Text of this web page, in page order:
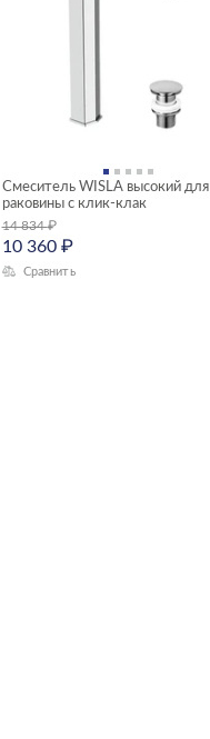
Смеситель WISLA высокий для
раковины с клик-клак
14 834₽
10 360 ₽
Сравнить